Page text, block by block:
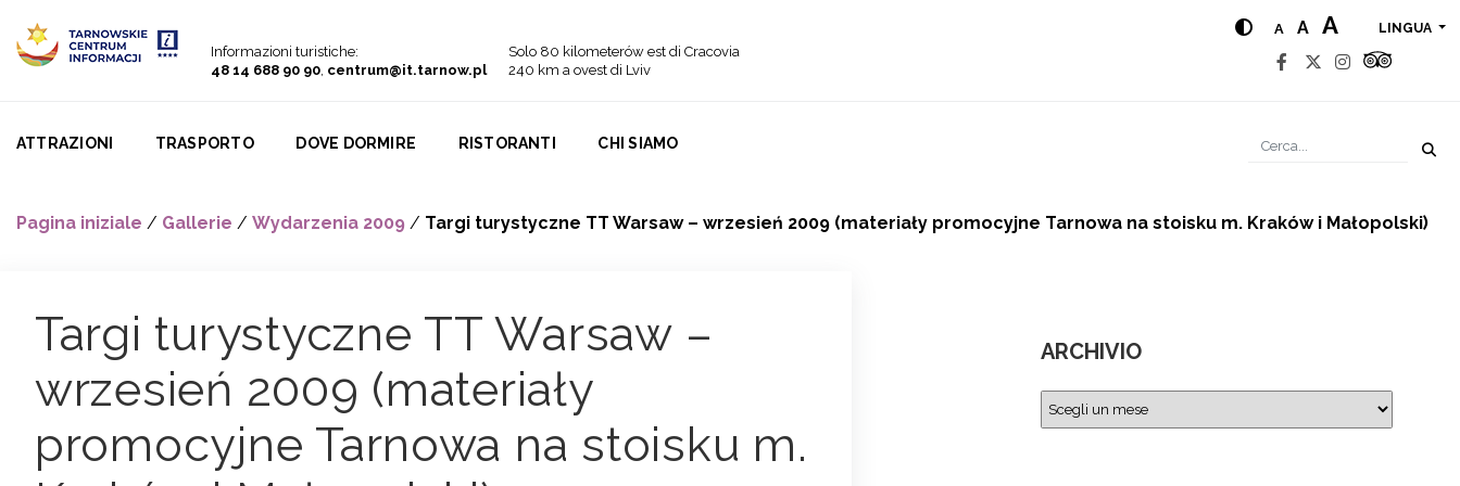
Informazioni turistiche:
48 14 688 90 90, centrum@it.tarnow.pl
Solo 80 kilometerów est di Cracovia
240 km a ovest di Lviv
A A A LINGUA
ATTRAZIONI TRASPORTO DOVE DORMIRE RISTORANTI CHI SIAMO
Pagina iniziale / Gallerie / Wydarzenia 2009 / Targi turystyczne TT Warsaw – wrzesień 2009 (materiały promocyjne Tarnowa na stoisku m. Kraków i Małopolski)
Targi turystyczne TT Warsaw –
wrzesień 2009 (materiały
promocyjne Tarnowa na stoisku m.
ARCHIVIO